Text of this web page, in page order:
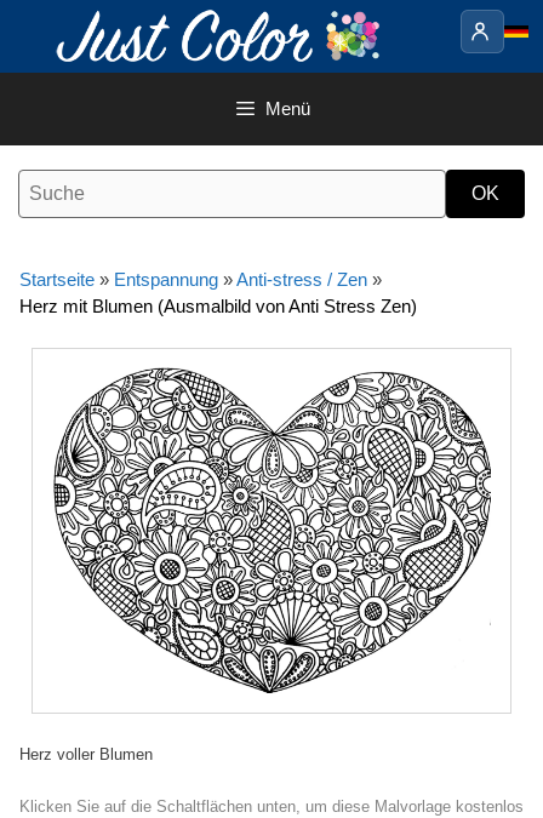
Inhalt
Menü
Startseite » Entspannung »Anti-stress / Zen »
Herz mit Blumen (Ausmalbild von Anti Stress Zen)
Herz voller Blumen
Klicken Sie auf die Schaltflächen unten, um diese Malvorlage kostenlos